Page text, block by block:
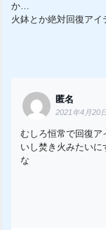
か…
火鉢とか絶対回復アイ
匿名
2021年4月20
むしろ恒常で回復ア
いし焚き火みたい
な